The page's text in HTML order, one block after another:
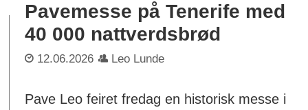
Pavemesse på Tenerife med
40 000 nattverdsbrød
12.06.2026 Leo Lunde
Pave Leo feiret fredag en historisk messe i